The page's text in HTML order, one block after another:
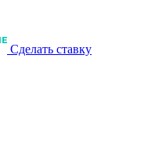
Сделать ставку